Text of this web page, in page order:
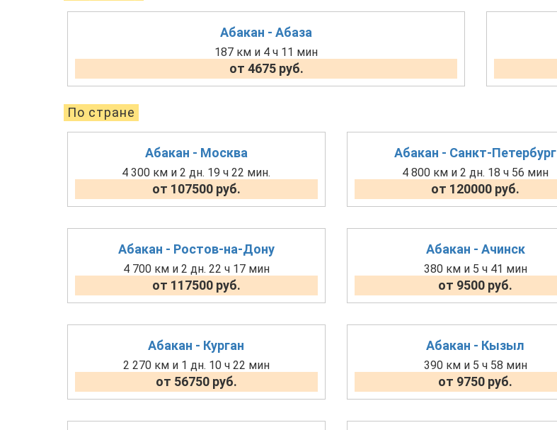
Абакан - Абаза
187 км и 4 ч 11 мин
от 4675 руб.
По стране
Абакан - Москва
4 300 км и 2 дн. 19 ч 22 мин.
от 107500 руб.
Абакан - Санкт-Петербург
4 800 км и 2 дн. 18 ч 56 мин
от 120000 руб.
Абакан - Ростов-на-Дону
4 700 км и 2 дн. 22 ч 17 мин
от 117500 руб.
Абакан - Ачинск
380 км и 5 ч 41 мин
от 9500 руб.
Абакан - Курган
2 270 км и 1 дн. 10 ч 22 мин
от 56750 руб.
Абакан - Кызыл
390 км и 5 ч 58 мин
от 9750 руб.